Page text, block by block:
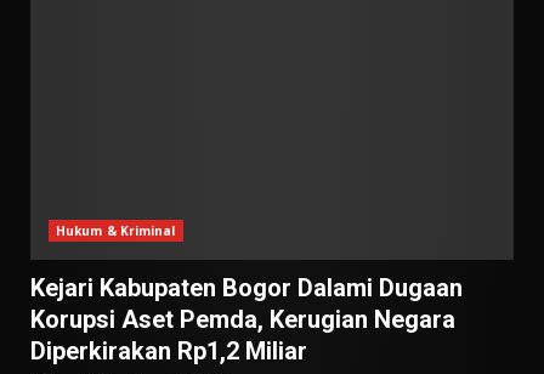
Hukum & Kriminal
Kejari Kabupaten Bogor Dalami Dugaan
Korupsi Aset Pemda, Kerugian Negara
Diperkirakan Rp1,2 Miliar